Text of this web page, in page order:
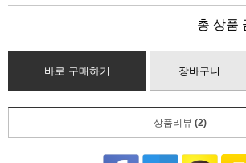
총 상품
바로 구매하기 장바구니
상품리뷰 (2)